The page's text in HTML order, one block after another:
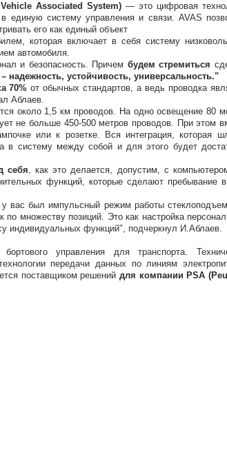
Vehicle Associated System)— это цифровая
систему управления и связи. AVAS
его как единый объект
которая включает в себя систему
автомобиля.
и безопасность. Причем будем стремиться
надежность, устойчивость, универсальность."
70%от обычных стандартов, а ведь проводка
Аблаев.
около 1,5 км проводов. На одно освещение 80
не больше 450-500 метров проводов. При этом
или к розетке. Вся интеграция, которая
в систему между собой и для этого будет
себя, как это делается, допустим, с
функций, которые сделают пребывание
вас был импульсный режим работы
множеству позиций. Это как настройка
индивидуальных функций", подчеркнул И.Аблаев.
управления для транспорта.
передачи данных по линиям
поставщиком решенийдля компании PSA